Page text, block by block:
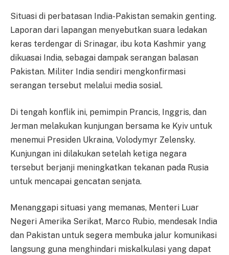
Situasi di perbatasan India-Pakistan semakin genting.
Laporan dari lapangan menyebutkan suara ledakan
keras terdengar di Srinagar, ibu kota Kashmir yang
dikuasai India, sebagai dampak serangan balasan
Pakistan. Militer India sendiri mengkonfirmasi
serangan tersebut melalui media sosial.
Di tengah konflik ini, pemimpin Prancis, Inggris, dan
Jerman melakukan kunjungan bersama ke Kyiv untuk
menemui Presiden Ukraina, Volodymyr Zelensky.
Kunjungan ini dilakukan setelah ketiga negara
tersebut berjanji meningkatkan tekanan pada Rusia
untuk mencapai gencatan senjata.
Menanggapi situasi yang memanas, Menteri Luar
Negeri Amerika Serikat, Marco Rubio, mendesak India
dan Pakistan untuk segera membuka jalur komunikasi
langsung guna menghindari miskalkulasi yang dapat